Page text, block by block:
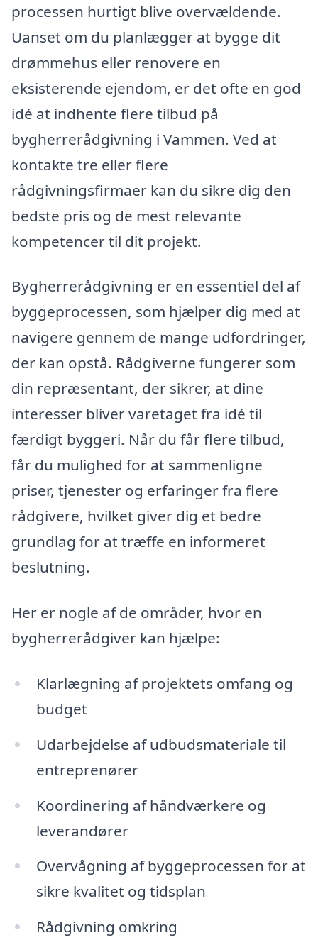
processen hurtigt blive overvældende.
Uanset om du planlægger at bygge dit
drømmehus eller renovere en
eksisterende ejendom, er det ofte en god
idé at indhente flere tilbud på
bygherrerådgivning i Vammen. Ved at
kontakte tre eller flere
rådgivningsfirmaer kan du sikre dig den
bedste pris og de mest relevante
kompetencer til dit projekt.
Bygherrerådgivning er en essentiel del af
byggeprocessen, som hjælper dig med at
navigere gennem de mange udfordringer,
der kan opstå. Rådgiverne fungerer som
din repræsentant, der sikrer, at dine
interesser bliver varetaget fra idé til
færdigt byggeri. Når du får flere tilbud,
får du mulighed for at sammenligne
priser, tjenester og erfaringer fra flere
rådgivere, hvilket giver dig et bedre
grundlag for at træffe en informeret
beslutning.
Her er nogle af de områder, hvor en
bygherrerådgiver kan hjælpe:
Klarlægning af projektets omfang og
budget
Udarbejdelse af udbudsmateriale til
entreprenører
Koordinering af håndværkere og
leverandører
Overvågning af byggeprocessen for at
sikre kvalitet og tidsplan
Rådgivning omkring